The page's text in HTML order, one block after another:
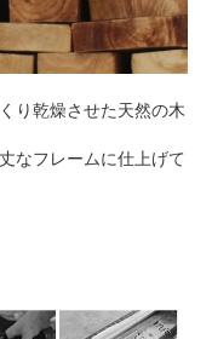
り乾燥させた天然の木
なフレームに仕上げて